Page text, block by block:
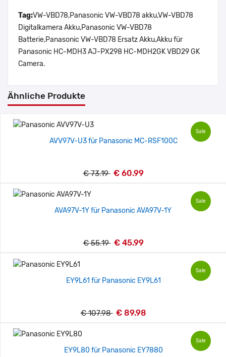
Tag:VW-VBD78,Panasonic VW-VBD78 akku,VW-VBD78
Digitalkamera Akku,Panasonic VW-VBD78
Batterie,Panasonic VW-VBD78 Ersatz Akku,Akku für
Panasonic HC-MDH3 AJ-PX298 HC-MDH2GK VBD29 GK
Camera.
Ähnliche Produkte
Sale
AVV97V-U3 für Panasonic MC-RSF100C
€ 73.19 € 60.99
Sale
AVA97V-1Y für Panasonic AVA97V-1Y
€ 55.19 € 45.99
Sale
EY9L61 für Panasonic EY9L61
€ 107.98 € 89.98
Sale
EY9L80 für Panasonic EY7880